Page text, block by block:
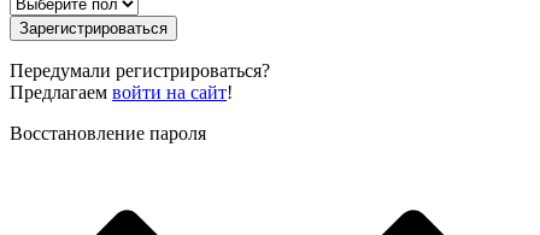
Зарегистрироваться
Передумали регистрироваться?
Предлагаем войти на сайт!
Восстановление пароля